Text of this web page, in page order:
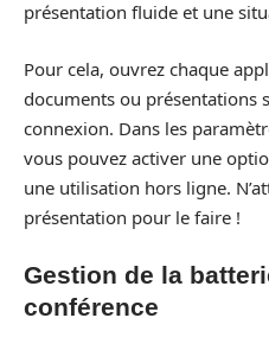
présentation fluide et une
Pour cela, ouvrez chaque
documents ou présentations
connexion. Dans les
vous pouvez activer une
une utilisation hors ligne.
présentation pour le faire !
Gestion de la
conférence